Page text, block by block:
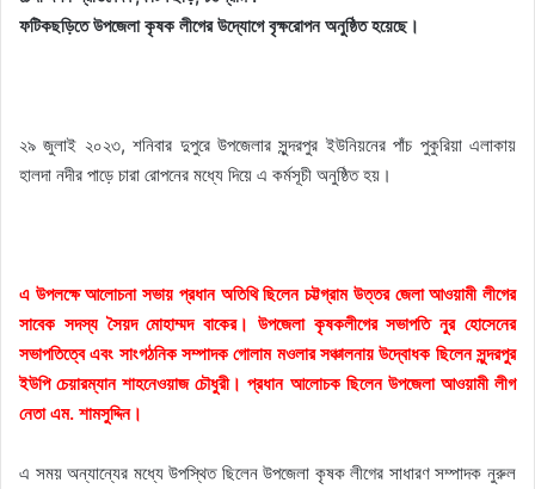
ফটিকছড়িতে উপজেলা কৃষক লীগের উদ্যোগে বৃক্ষরোপন অনুষ্ঠিত হয়েছে।
২৯ জুলাই ২০২৩, শনিবার দুপুরে উপজেলার সুন্দরপুর ইউনিয়নের পাঁচ পুকুরিয়া এলাকায়
হালদা নদীর পাড়ে চারা রোপনের মধ্যে দিয়ে এ কর্মসূচী অনুষ্ঠিত হয়।
এ উপলক্ষে আলোচনা সভায় প্রধান অতিথি ছিলেন চট্টগ্রাম উত্তর জেলা আওয়ামী লীগের
সাবেক সদস্য সৈয়দ মোহাম্মদ বাকের। উপজেলা কৃষকলীগের সভাপতি নুর হোসেনের
সভাপতিত্বে এবং সাংগঠনিক সম্পাদক গোলাম মওলার সঞ্চালনায় উদ্বোধক ছিলেন সুন্দরপুর
ইউপি চেয়ারম্যান শাহনেওয়াজ চৌধুরী। প্রধান আলোচক ছিলেন উপজেলা আওয়ামী লীগ
নেতা এম. শামসুদ্দিন।
এ সময় অন্যান্যের মধ্যে উপস্থিত ছিলেন উপজেলা কৃষক লীগের সাধারণ সম্পাদক নুরুল